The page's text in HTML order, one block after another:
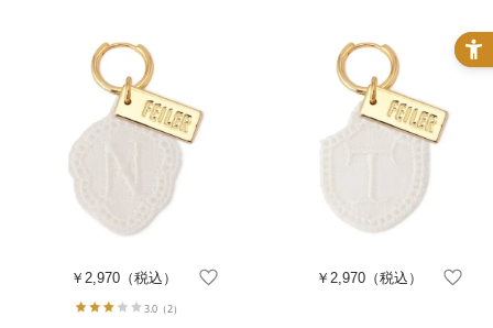
￥2,970 （税込）
3.0 （2）
￥2,970（税込）